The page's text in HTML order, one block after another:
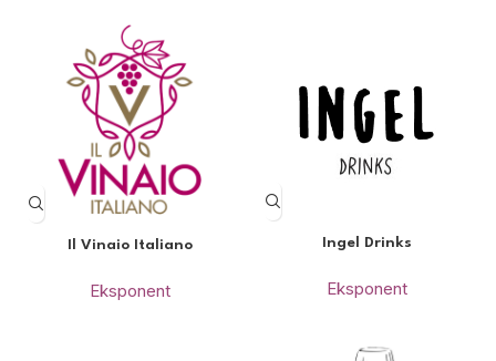
Il Vinaio Italiano
Eksponent
Ingel Drinks
Eksponent